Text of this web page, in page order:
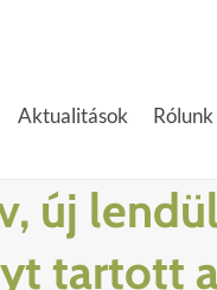
Aktualitások
Rólunk
új
tartott